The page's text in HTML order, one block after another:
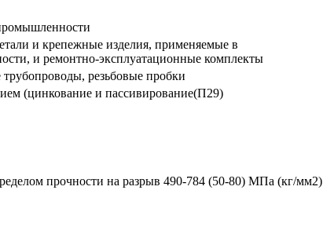
и крепежные изделия, применяемые в
и ремонтно-эксплуатационные комплекты
резьбовые пробки
(цинкование и пассивирование(П29)
прочности на разрыв 490-784 (50-80) МПа (кг/мм2)